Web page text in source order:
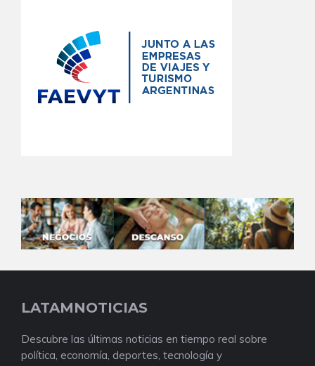
LATAMNOTICIAS
Descubre las últimas noticias en tiempo real sobre
política, economía, deportes, tecnología y